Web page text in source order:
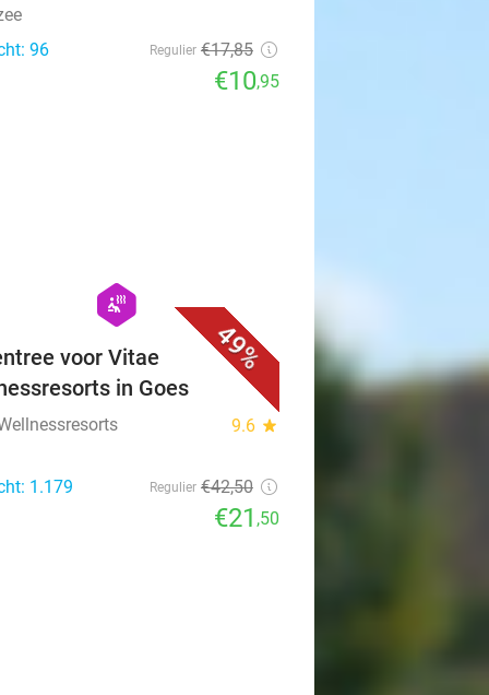
96
Regulier €17,85
€10,95
49%
hexagon
wellness
voor Vitae
in Goes
9.6 star
1.179 Regulier €42,50
€21 ,50